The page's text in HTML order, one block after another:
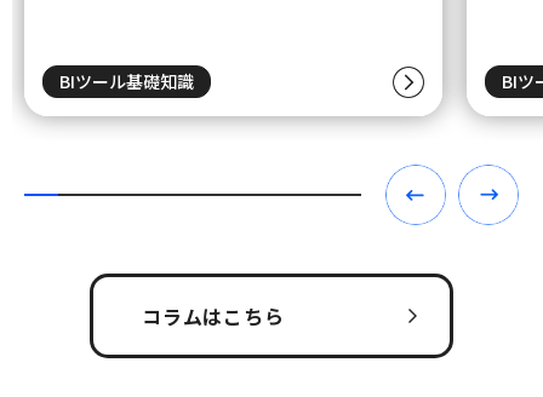
BIツール基礎知識 BIツ
コラムはこちら